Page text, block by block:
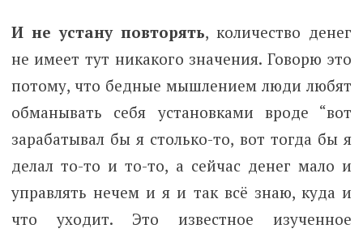
И не устану повторять, количество денег
не имеет тут никакого значения. Говорю это
потому, что бедные мышлением люди любят
обманывать себя установками вроде “вот
зарабатывал бы я столько-то, вот тогда бы я
делал то-то и то-то, а сейчас денег мало и
управлять нечем и я и так всё знаю, куда и
что уходит. Это известное изученное